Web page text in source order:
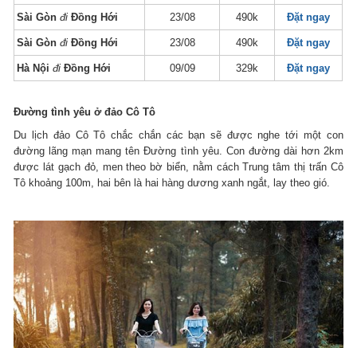
Sài Gònđi Đồng Hới 23/08 490k Đặt ngay
Sài Gònđi Đồng Hới 23/08 490k Đặt ngay
Hà Nộiđi Đồng Hới 09/09 329k Đặt ngay
Đường tình yêu ở đảo Cô Tô
Du lịch đảo Cô Tô chắc chắn các bạn sẽ được nghe tới một con
đường lãng mạn mang tên Đường tình yêu. Con đường dài hơn 2km
được lát gạch đỏ, men theo bờ biển, nằm cách Trung tâm thị trấn Cô
Tô khoảng 100m, hai bên là hai hàng dương xanh ngắt, lay theo gió.